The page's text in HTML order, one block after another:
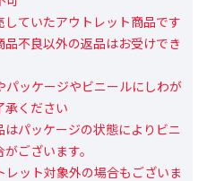
ていたアウトレット商品です
不良以外の返品はお受けでき
ッケージやビニールにしわが
承ください
パッケージの状態によりビニ
ございます。
ット対象外の場合もございま